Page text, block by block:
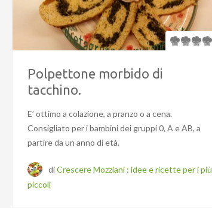
Polpettone morbido di
tacchino.
E’ ottimo a colazione, a pranzo o a cena.
Consigliato per i bambini dei gruppi 0, A e AB, a
partire da un anno di età.
diCrescere Mozziani : idee e ricette per i più
piccoli